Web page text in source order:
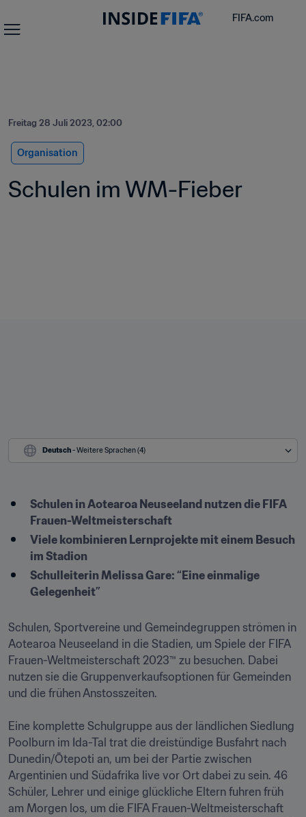
FIFA.com
Freitag 28 Juli 2023, 02:00
Organisation
Schulen im WM-Fieber
Deutsch - Weitere Sprachen (4)
Schulen in Aotearoa Neuseeland nutzen die FIFA
Frauen-Weltmeisterschaft
Viele kombinieren Lernprojekte mit einem Besuch
im Stadion
Schulleiterin Melissa Gare: “Eine einmalige
Gelegenheit”
Schulen, Sportvereine und Gemeindegruppen strömen in
Aotearoa Neuseeland in die Stadien, um Spiele der FIFA
Frauen-Weltmeisterschaft 2023™ zu besuchen. Dabei
nutzen sie die Gruppenverkaufsoptionen für Gemeinden
und die frühen Anstosszeiten.
Eine komplette Schulgruppe aus der ländlichen Siedlung
Poolburn im Ida-Tal trat die dreistündige Busfahrt nach
Dunedin/Ōtepoti an, um bei der Partie zwischen
Argentinien und Südafrika live vor Ort dabei zu sein. 46
Schüler, Lehrer und einige glückliche Eltern fuhren früh
am Morgen los, um die FIFA Frauen-Weltmeisterschaft